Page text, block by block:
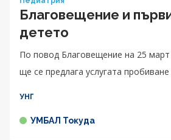
Благовещение и
детето
По повод Благовещение на 25
ще се предлага услугата
УНГ
УМБАЛ Токуда